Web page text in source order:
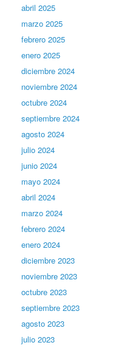
abril 2025
marzo 2025
febrero 2025
enero 2025
diciembre 2024
noviembre 2024
octubre 2024
septiembre 2024
agosto 2024
julio 2024
junio 2024
mayo 2024
abril 2024
marzo 2024
febrero 2024
enero 2024
diciembre 2023
noviembre 2023
octubre 2023
septiembre 2023
agosto 2023
julio 2023